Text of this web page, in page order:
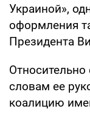
Украиной»,
оформления
Президента
словам ее
коалицию